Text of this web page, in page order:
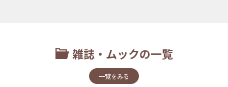
雑誌・ムックの一覧
一覧をみる